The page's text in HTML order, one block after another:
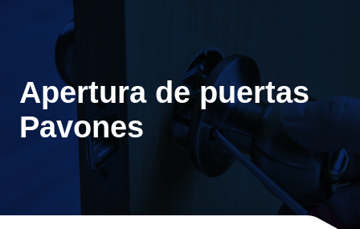
Apertura de puertas
Pavones